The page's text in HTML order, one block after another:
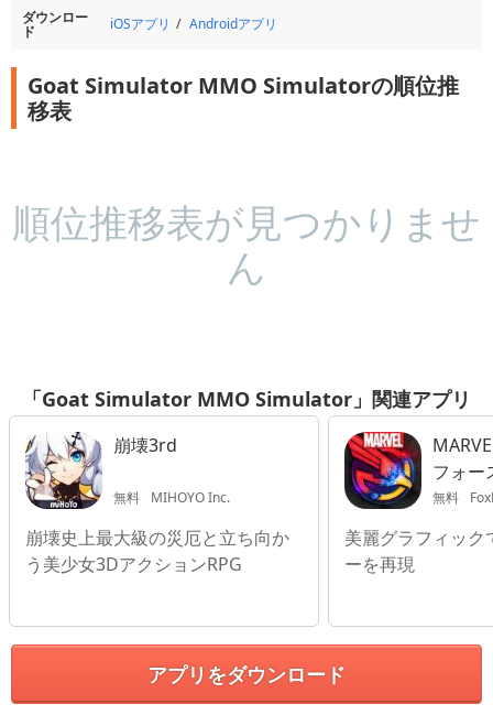
ダウンロー
ド iOSアプリ Androidアプリ
Goat Simulator MMO Simulatorの順位推
移表
順位推移表が見つかりませ
ん
「Goat Simulator MMO Simulator」関連アプリ
崩壊3rd
無料 MIHOYO Inc.
崩壊史上最大級の災厄と立ち向か
う美少女3DアクションRPG
フォー
無料
美麗グラフィック
ーを再現
アプリをダウンロード